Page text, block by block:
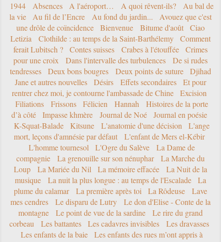
1944 Absences A l'aéroport… A quoi rêvent-ils?
Au bal de
la vie
Au fil de l’Encre Au fond du jardin...
Avouez que c'est
une drôle de coïncidence
Bienvenue Bitume d'août
Ciao
Letizia
Clothilde : au temps de la Saint-Barthélemy
Comment
ferait Lubitsch ?
Contes suisses Crabes à l'étouffée
Crimes
pour une croix
Dans l'intervalle des turbulences
De si rudes
tendresses
Deux bons bougres Deux points de suture
Djihad
Jane et autres nouvelles
Désirs Effets secondaires
Et pour
rentrer chez moi, je contourne l'ambassade de Chine
Excision
Filiations
Frissons Félicien Hannah
Histoires de la porte
d’à côté
Impasse khmère Journal de Noé
Journal en poésie
K-Squat-Balade
Kitsune L'anatomie d'une décision
L'ange
mort, leçons d'amnésie par défaut
L'enfant de Mers el-Kébir
L'homme tournesol
L'Ogre du Salève
La Dame de
compagnie
La grenouille sur son nénuphar
La Marche du
Loup
La Mariée du Nil La mémoire effacée
La Nuit de la
musique
La nuit la plus longue : au temps de l'Escalade
La
plume du calamar
La première après toi La Rôdeuse
Lave
mes cendres
Le disparu de Lutry
Le don d'Elise - Conte de la
montagne
Le point de vue de la sardine
Le rire du grand
corbeau
Les battantes Les cadavres invisibles
Les dravasses
Les enfants de la baie
Les enfants des rues m’ont appris à